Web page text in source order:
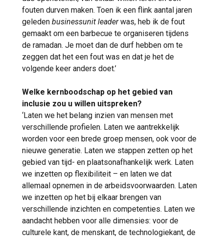
fouten durven maken. Toen ik een flink aantal jaren
geleden businessunit leaderwas, heb ik de fout
gemaakt om een barbecue te organiseren tijdens
de ramadan. Je moet dan de durf hebben om te
zeggen dat het een fout was en dat je het de
volgende keer anders doet.’
Welke kernboodschap op het gebied van
inclusie zou u willen uitspreken?
‘Laten we het belang inzien van mensen met
verschillende profielen. Laten we aantrekkelijk
worden voor een brede groep mensen, ook voor de
nieuwe generatie. Laten we stappen zetten op het
gebied van tijd- en plaatsonafhankelijk werk. Laten
we inzetten op flexibiliteit – en laten we dat
allemaal opnemen in de arbeidsvoorwaarden. Laten
we inzetten op het bij elkaar brengen van
verschillende inzichten en competenties. Laten we
aandacht hebben voor alle dimensies: voor de
culturele kant, de menskant, de technologiekant, de